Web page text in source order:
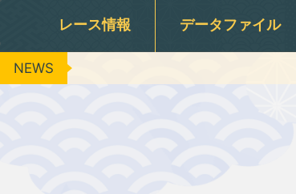
レース情報
出場予定選手一覧 レース展望
データファイル
競走水面・進入コース別情報
宮島本場＆PALBOAT宮島
広島支部選手一覧 広島支部選
新着情報 場内イベント
フロアガイド グルメガイド
NEWS